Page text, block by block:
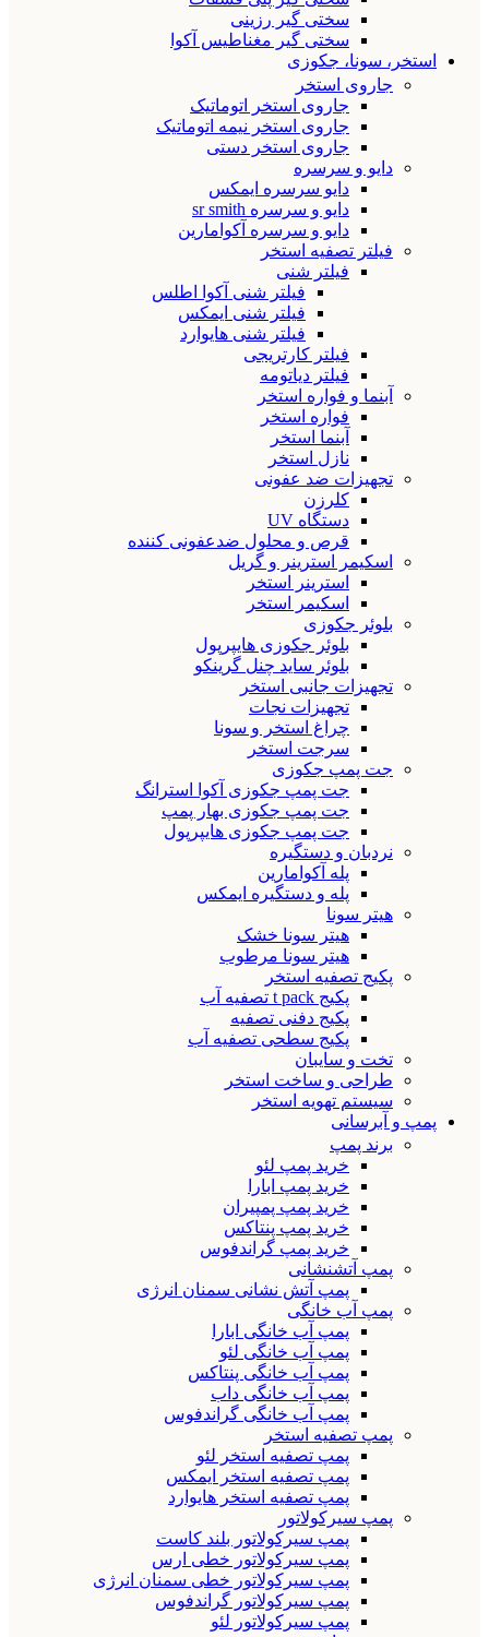
سختی گیر رزینی
سختی گیر مغناطیس آکوا
استخر، سونا، جکوزی
جاروی استخر
جاروی استخر اتوماتیک
جاروی استخر نیمه اتوماتیک
جاروی استخر دستی
دایو و سرسره
دایو سرسره ایمکس
دایو و سرسره sr smith
دایو و سرسره آکوامارین
فیلتر تصفیه استخر
فیلتر شنی
فیلتر شنی آکوا اطلس
فیلتر شنی ایمکس
فیلتر شنی هایوارد
فیلتر کارتریجی
فیلتر دیاتومه
آبنما و فواره استخر
فواره استخر
آبنما استخر
نازل استخر
تجهیزات ضد عفونی
کلرزن
دستگاه UV
قرص و محلول ضدعفونی کننده
اسکیمر استرینر و گریل
استرینر استخر
اسکیمر استخر
بلوئر جکوزی
بلوئر جکوزی هایپرپول
بلوئر ساید چنل گرینکو
تجهیزات جانبی استخر
تجهیزات نجات
چراغ استخر و سونا
سرجت استخر
جت پمپ جکوزی
جت پمپ جکوزی آکوا استرانگ
جت پمپ جکوزی بهار پمپ
جت پمپ جکوزی هایپرپول
نردبان و دستگیره
پله آکوامارین
پله و دستگیره ایمکس
هیتر سونا
هیتر سونا خشک
هیتر سونا مرطوب
پکیج تصفیه استخر
پکیج t pack تصفیه آب
پکیج دفنی تصفیه
پکیج سطحی تصفیه آب
تخت و سایبان
طراحی و ساخت استخر
سیستم تهویه استخر
پمپ و آبرسانی
برند پمپ
خرید پمپ لئو
خرید پمپ ابارا
خرید پمپ پمپیران
خرید پمپ پنتاکس
خرید پمپ گراندفوس
پمپ آتشنشانی
پمپ آتش نشانی سمنان انرژی
پمپ آب خانگی
پمپ آب خانگی ابارا
پمپ آب خانگی لئو
پمپ آب خانگی پنتاکس
پمپ آب خانگی داب
پمپ آب خانگی گراندفوس
پمپ تصفیه استخر
پمپ تصفیه استخر لئو
پمپ تصفیه استخر ایمکس
پمپ تصفیه استخر هایوارد
پمپ سیرکولاتور
پمپ سیرکولاتور بلند کاست
پمپ سیرکولاتور خطی ارس
پمپ سیرکولاتور خطی سمنان انرژی
پمپ سیرکولاتور گراندفوس
پمپ سیرکولاتور لئو